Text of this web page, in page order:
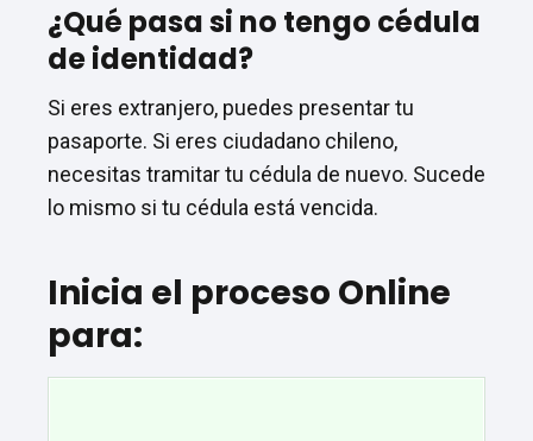
¿Qué pasa si no tengo cédula
de identidad?
Si eres extranjero, puedes presentar tu
pasaporte. Si eres ciudadano chileno,
necesitas tramitar tu cédula de nuevo. Sucede
lo mismo si tu cédula está vencida.
Inicia el proceso Online
para: